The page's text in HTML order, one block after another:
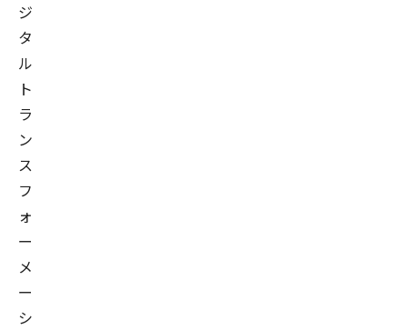
ジ
タ
ル
ト
ラ
ン
ス
フ
ォ
ー
メ
ー
シ